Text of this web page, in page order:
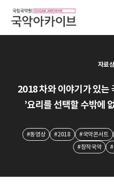
자료
2018 차와 이야기가 있는
’요리를 선택할 수밖에
#동영상 #2018 #국악콘서트
#창작국악